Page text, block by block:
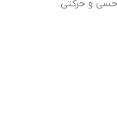
حسی و حرکتی